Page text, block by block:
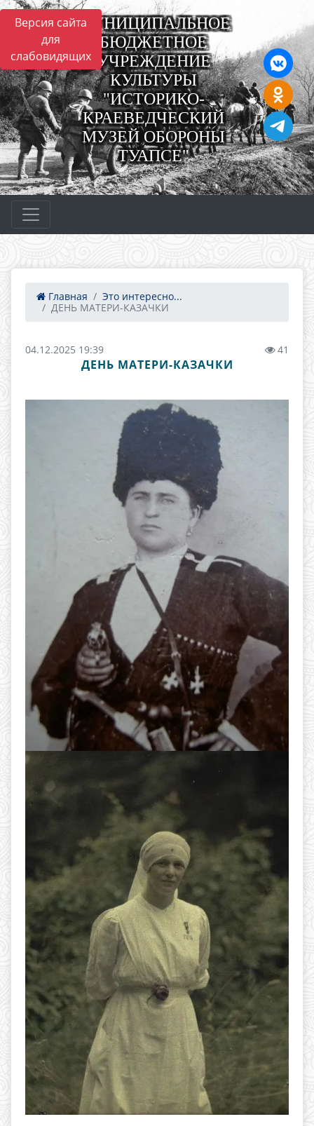
Версия сайта
для
слабовидящих
МУНИЦИПАЛЬНОЕ
БЮДЖЕТНОЕ
УЧРЕЖДЕНИЕ
КУЛЬТУРЫ
"ИСТОРИКО-
КРАЕВЕДЧЕСКИЙ
МУЗЕЙ ОБОРОНЫ
ТУАПСЕ"
Главная
Это интересно...
ДЕНЬ МАТЕРИ-КАЗАЧКИ
04.12.2025 19:39 41
ДЕНЬ МАТЕРИ-КАЗАЧКИ